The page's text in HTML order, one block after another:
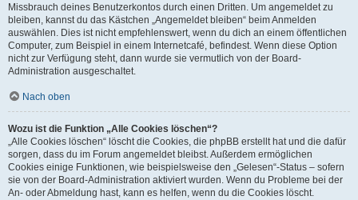
Missbrauch deines Benutzerkontos durch einen Dritten. Um angemeldet zu
bleiben, kannst du das Kästchen „Angemeldet bleiben“ beim Anmelden
auswählen. Dies ist nicht empfehlenswert, wenn du dich an einem öffentlichen
Computer, zum Beispiel in einem Internetcafé, befindest. Wenn diese Option
nicht zur Verfügung steht, dann wurde sie vermutlich von der Board-
Administration ausgeschaltet.
Nach oben
Wozu ist die Funktion „Alle Cookies löschen“?
„Alle Cookies löschen“ löscht die Cookies, die phpBB erstellt hat und die dafür
sorgen, dass du im Forum angemeldet bleibst. Außerdem ermöglichen
Cookies einige Funktionen, wie beispielsweise den „Gelesen“-Status – sofern
sie von der Board-Administration aktiviert wurden. Wenn du Probleme bei der
An- oder Abmeldung hast, kann es helfen, wenn du die Cookies löscht.